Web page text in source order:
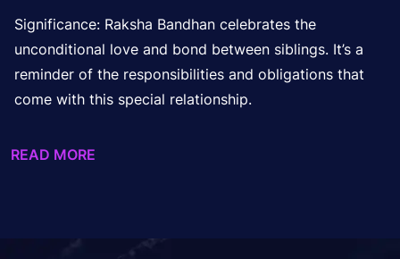
Significance: Raksha Bandhan celebrates the
unconditional love and bond between siblings. It’s a
reminder of the responsibilities and obligations that
come with this special relationship.
READ MORE